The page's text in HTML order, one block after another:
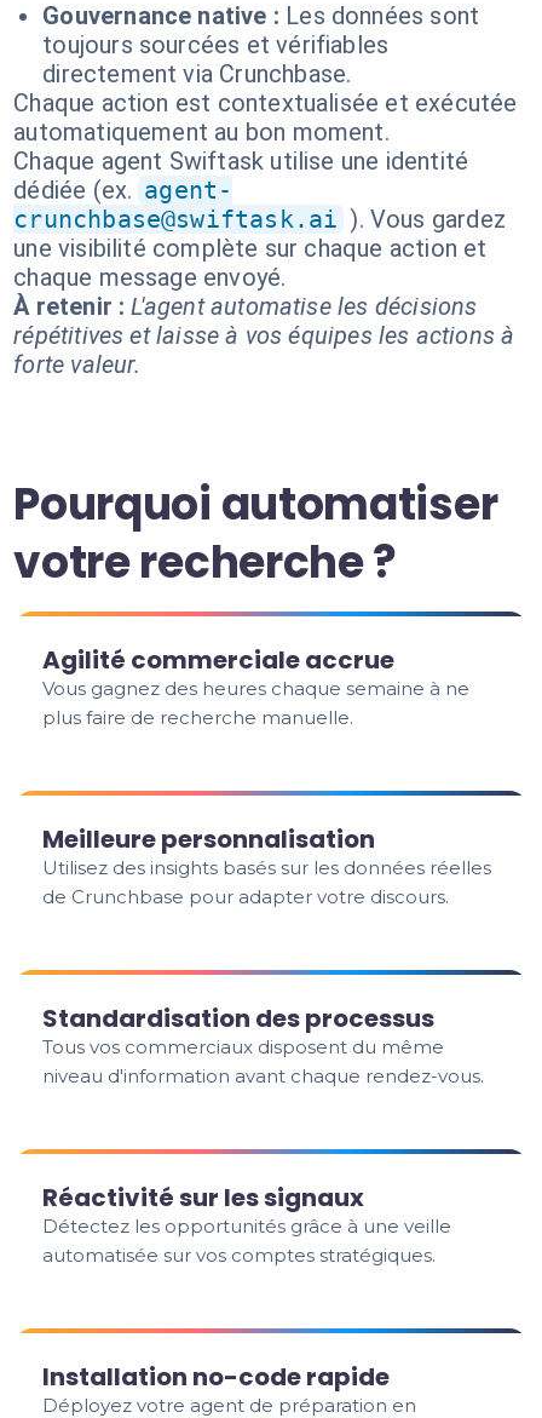
Gouvernance native : Les données sont
toujours sourcées et vérifiables
directement via Crunchbase.
Chaque action est contextualisée et exécutée
automatiquement au bon moment.
Chaque agent Swiftask utilise une identité
dédiée (ex. agent-
crunchbase@swiftask.ai ). Vous gardez
une visibilité complète sur chaque action et
chaque message envoyé.
À retenir : L'agent automatise les décisions
répétitives et laisse à vos équipes les actions à
forte valeur.
Pourquoi automatiser
votre recherche ?
Agilité commerciale accrue
Vous gagnez des heures chaque semaine à ne
plus faire de recherche manuelle.
Meilleure personnalisation
Utilisez des insights basés sur les données réelles
de Crunchbase pour adapter votre discours.
Standardisation des processus
Tous vos commerciaux disposent du même
niveau d'information avant chaque rendez-vous.
Réactivité sur les signaux
Détectez les opportunités grâce à une veille
automatisée sur vos comptes stratégiques.
Installation no-code rapide
Déployez votre agent de préparation en